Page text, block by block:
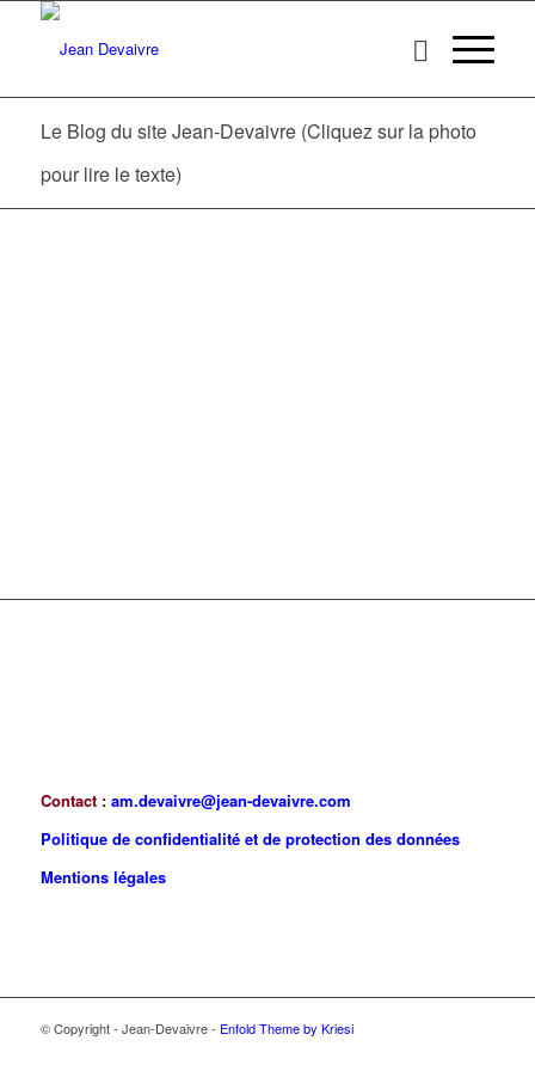
Le Blog du site Jean-Devaivre (Cliquez sur la photo
pour lire le texte)
Contact : am.devaivre@jean-devaivre.com
Politique de confidentialité et de protection des données
Mentions légales
© Copyright - Jean-Devaivre - Enfold Theme by Kriesi